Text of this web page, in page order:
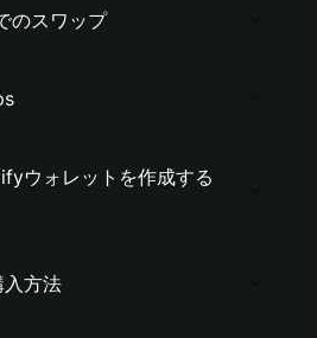
のスワップ
ウォレットを作成する
方法